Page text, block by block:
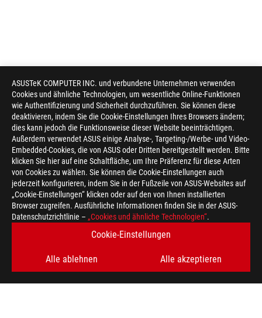
ASUSTeK COMPUTER INC. und verbundene Unternehmen verwenden
Cookies und ähnliche Technologien, um wesentliche Online-Funktionen
wie Authentifizierung und Sicherheit durchzuführen. Sie können diese
deaktivieren, indem Sie die Cookie-Einstellungen Ihres Browsers ändern;
dies kann jedoch die Funktionsweise dieser Website beeinträchtigen.
Außerdem verwendet ASUS einige Analyse-, Targeting-/Werbe- und Video-
Embedded-Cookies, die von ASUS oder Dritten bereitgestellt werden. Bitte
klicken Sie hier auf eine Schaltfläche, um Ihre Präferenz für diese Arten
von Cookies zu wählen. Sie können die Cookie-Einstellungen auch
jederzeit konfigurieren, indem Sie in der Fußzeile von ASUS-Websites auf
„Cookie-Einstellungen“ klicken oder auf den von Ihnen installierten
Browser zugreifen. Ausführliche Informationen finden Sie in der ASUS-
Datenschutzrichtlinie – „Cookies und ähnliche Technologien“.
Cookie-Einstellungen
Alle ablehnen Alle akzeptieren